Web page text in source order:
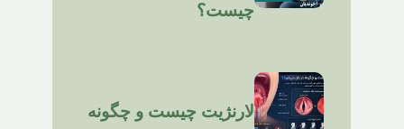
چیست؟
لارنژیت چیست و چگونه